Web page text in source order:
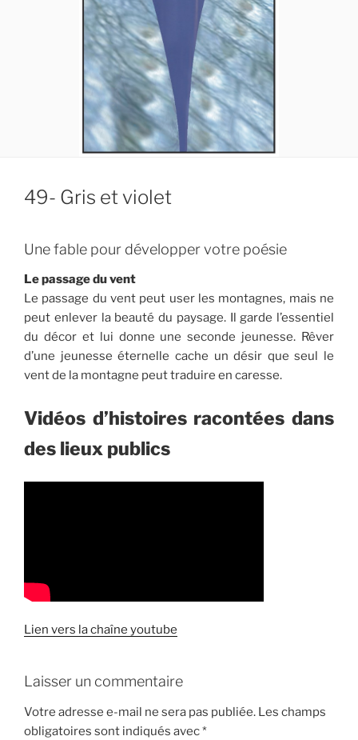
49- Gris et violet
Une fable pour développer votre poésie
Le passage du vent
Le passage du vent peut user les montagnes, mais ne
peut enlever la beauté du paysage. Il garde l’essentiel
du décor et lui donne une seconde jeunesse. Rêver
d’une jeunesse éternelle cache un désir que seul le
vent de la montagne peut traduire en caresse.
Vidéos d’histoires racontées dans
des lieux publics
Lien vers la chaîne youtube
Laisser un commentaire
Votre adresse e-mail ne sera pas publiée. Les champs
obligatoires sont indiqués avec*